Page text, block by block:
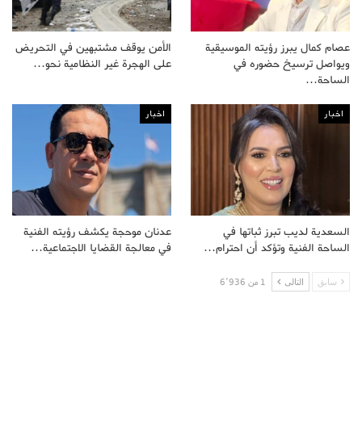
عصام كمال يبرز رؤيته الموسيقية
ويواصل ترسيخ حضوره في
الساحة…
الأمن يوقف مشتبهين في التحريض
على الهجرة غير النظامية نحو…
اخبار
السعدية لديب تبرز ثباتها في
الساحة الفنية وتؤكد أن احترام…
اخبار
عدنان موحجة يكشف رؤيته الفنية
في معالجة القضايا الاجتماعية…
سابق التالى 1 من 6٬936